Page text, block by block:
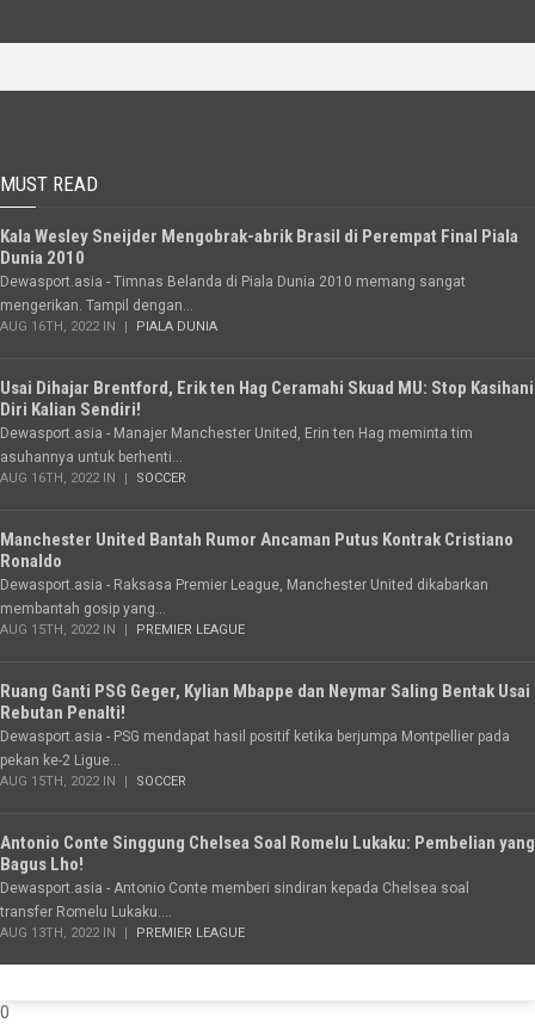
MUST READ
Kala Wesley Sneijder Mengobrak-abrik Brasil di Perempat Final Piala
Dunia 2010
Dewasport.asia - Timnas Belanda di Piala Dunia 2010 memang sangat
mengerikan. Tampil dengan...
AUG 16TH, 2022 IN PIALA DUNIA
Usai Dihajar Brentford, Erik ten Hag Ceramahi Skuad MU: Stop Kasihani
Diri Kalian Sendiri!
Dewasport.asia - Manajer Manchester United, Erin ten Hag meminta tim
asuhannya untuk berhenti...
AUG 16TH, 2022 IN SOCCER
Manchester United Bantah Rumor Ancaman Putus Kontrak Cristiano
Ronaldo
Dewasport.asia - Raksasa Premier League, Manchester United dikabarkan
membantah gosip yang...
AUG 15TH, 2022 IN PREMIER LEAGUE
Ruang Ganti PSG Geger, Kylian Mbappe dan Neymar Saling Bentak Usai
Rebutan Penalti!
Dewasport.asia - PSG mendapat hasil positif ketika berjumpa Montpellier pada
pekan ke-2 Ligue...
AUG 15TH, 2022 IN SOCCER
Antonio Conte Singgung Chelsea Soal Romelu Lukaku: Pembelian yang
Bagus Lho!
Dewasport.asia - Antonio Conte memberi sindiran kepada Chelsea soal
transfer Romelu Lukaku....
AUG 13TH, 2022 IN PREMIER LEAGUE
0